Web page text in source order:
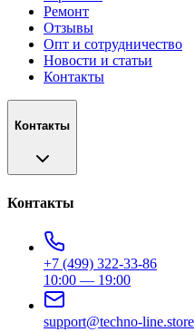
Ремонт
Отзывы
Опт и сотрудничество
Новости и статьи
Контакты
Контакты
Контакты
+7 (499) 322-33-86
10:00 — 19:00
support@techno-line.store